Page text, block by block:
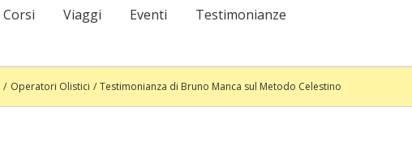
Corsi Viaggi Eventi
Testimonianze
Operatori Olistici Testimonianza di Bruno Manca sul Metodo Celestino